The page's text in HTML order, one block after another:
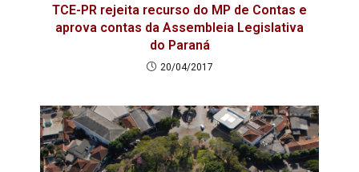
TCE-PR rejeita recurso do MP de Contas e
aprova contas da Assembleia Legislativa
do Paraná
20/04/2017